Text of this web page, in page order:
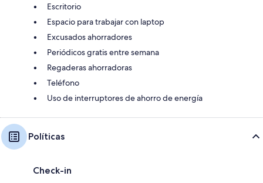
Escritorio
Espacio para trabajar con laptop
Excusados ahorradores
Periódicos gratis entre semana
Regaderas ahorradoras
Teléfono
Uso de interruptores de ahorro de energía
Políticas
Check-in